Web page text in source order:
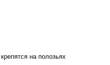
на полозьях